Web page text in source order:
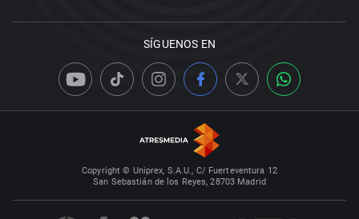
SÍGUENOS EN
Copyright © Uniprex, S.A.U., C/ Fuerteventura 12
San Sebastián de los Reyes, 28703 Madrid